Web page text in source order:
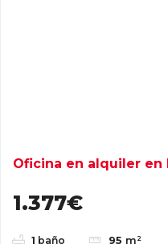
Oficina en alquiler en
1.377€
1 baño 95 m²